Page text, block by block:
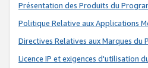
Présentation des Produits du
Politique Relative aux Applications
Directives Relatives aux Marques du
Licence IP et exigences d'utilisation